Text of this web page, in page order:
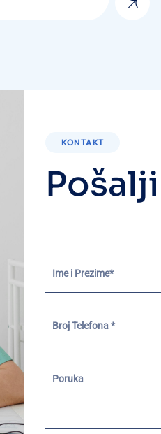
KONTAKT
Pošalji